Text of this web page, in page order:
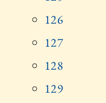
126
127
128
129